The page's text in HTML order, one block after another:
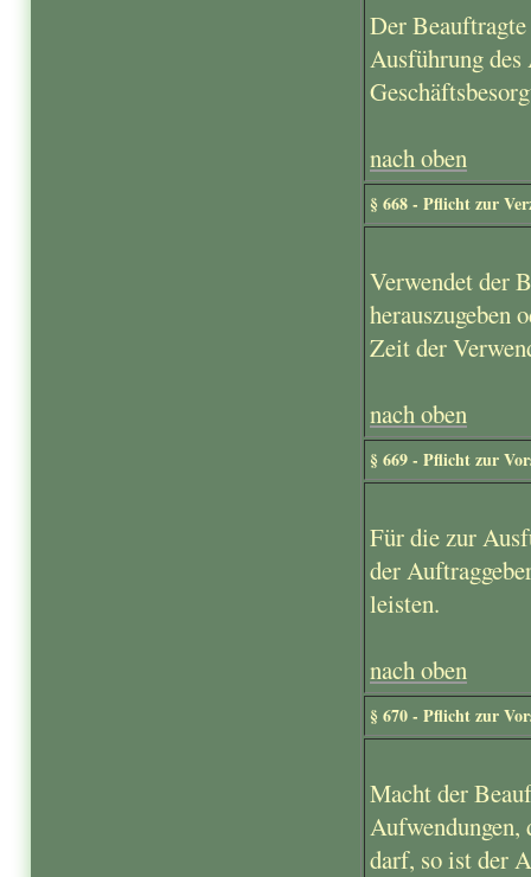
Der
Ausführung des
nach oben
§ 668 - Pflicht zur
Verwendet der
herauszugeben
Zeit der
nach oben
§ 669 - Pflicht zur
Für die zur
der
leisten.
nach oben
§ 670 - Pflicht zur
Macht der
Aufwendungen,
darf, so ist der